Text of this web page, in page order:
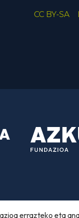
CC BY-SA
errazteko eta